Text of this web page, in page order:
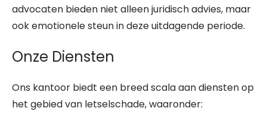
advocaten bieden niet alleen juridisch advies, maar
ook emotionele steun in deze uitdagende periode.
Onze Diensten
Ons kantoor biedt een breed scala aan diensten op
het gebied van letselschade, waaronder: